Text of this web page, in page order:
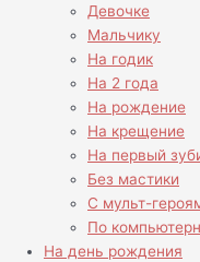
Девочке
Мальчику
На годик
На 2 года
На рождение
На крещение
На первый
Без мастики
С мульт-
По
На день рождения